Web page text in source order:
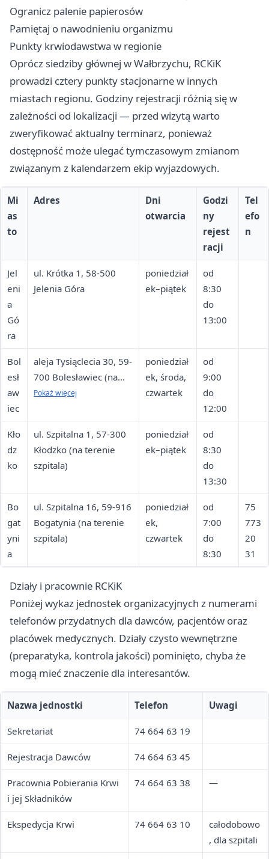
Ogranicz palenie papierosów
Pamiętaj o nawodnieniu organizmu
Punkty krwiodawstwa w regionie
Oprócz siedziby głównej w Wałbrzychu, RCKiK
prowadzi cztery punkty stacjonarne w innych
miastach regionu. Godziny rejestracji różnią się w
zależności od lokalizacji — przed wizytą warto
zweryfikować aktualny terminarz, ponieważ
dostępność może ulegać tymczasowym zmianom
związanym z kalendarzem ekip wyjazdowych.
Mi
as
to
Adres
Dni
otwarcia
Godzi
ny
rejest
racji
Tel
efo
n
Jel
eni
a
Gó
ra
ul. Krótka 1, 58-500
Jelenia Góra
poniedział
ek–piątek
od
8:30
do
13:00
Bol
esł
aw
iec
aleja Tysiąclecia 30, 59-
700 Bolesławiec (na
terenie szpitala)
Pokaż więcej
poniedział
ek, środa,
czwartek
od
9:00
do
12:00
Kło
dz
ko
ul. Szpitalna 1, 57-300
Kłodzko (na terenie
szpitala)
poniedział
ek–piątek
od
8:30
do
13:30
Bo
gat
yni
a
ul. Szpitalna 16, 59-916
Bogatynia (na terenie
szpitala)
poniedział
ek,
czwartek
od
7:00
do
8:30
75
773
20
31
Działy i pracownie RCKiK
Poniżej wykaz jednostek organizacyjnych z numerami
telefonów przydatnych dla dawców, pacjentów oraz
placówek medycznych. Działy czysto wewnętrzne
(preparatyka, kontrola jakości) pominięto, chyba że
mogą mieć znaczenie dla interesantów.
Nazwa jednostki Telefon Uwagi
Sekretariat 74 664 63 19
Rejestracja Dawców 74 664 63 45
Pracownia Pobierania Krwi
i jej Składników
74 664 63 38 —
Ekspedycja Krwi 74 664 63 10
całodobowo
, dla szpitali